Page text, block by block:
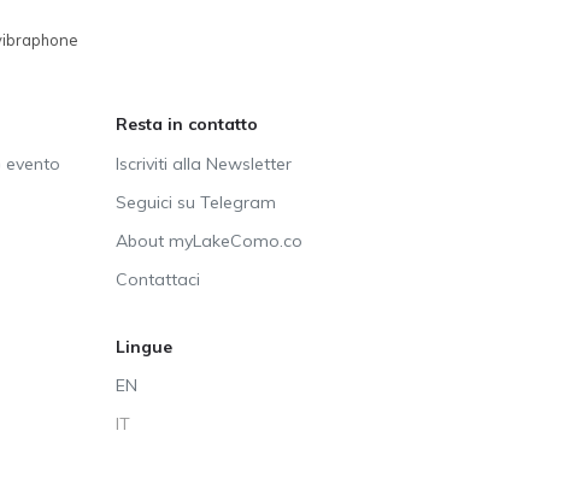
evento
Resta in contatto
Iscriviti alla Newsletter
Seguici su Telegram
About myLakeComo.co
Contattaci
Lingue
EN
IT